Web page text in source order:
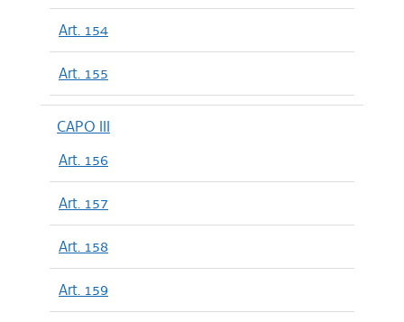
Art. 154
Art. 155
CAPO III
Art. 156
Art. 157
Art. 158
Art. 159